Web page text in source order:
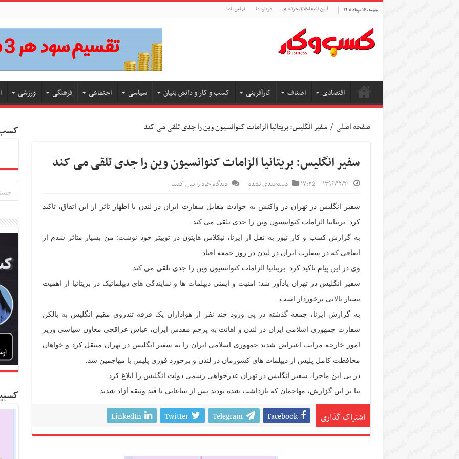
جمعه , ۱۶ مرداد ۱۴۰۵ آیین نامه اخلاق حرفه ای درباره ما تماس باما
اقتصادی اصناف کارآفرینی کسب و کار و دانش بنیان سیاسی اجتماعی فرهنگی ورزشی
صفحه اصلی / سفیر انگلیس: بریتانیا الزامات کنوانسیون وین را جدی تلقی می کند
سفیر انگلیس: بریتانیا الزامات کنوانسیون وین را جدی تلقی می کند
۱۳۹۶/۱۲/۲۰ ۱۷:۲۵ دسته‌بندی نشده دیدگاه خود را بیان کنید
سفیر انگلیس در تهران در واکنش به حوادث مقابل سفارت ایران در لندن با اظهار تاثر از این اتفاق، تاکید
کرد: بریتانیا الزامات کنوانسیون وین را جدی تلقی می کند.
به گزارش کسب و کار نیوز به نقل از ایرنا، نیکلاس هاپتون در توییتر خود نوشت: من بسیار متاثر شدم از
اتفاقی که در سفارت ایران در لندن در روز جمعه افتاد.
وی در این پیام تاکید کرد: بریتانیا الزامات کنوانسیون وین را جدی تلقی می کند.
سفیر انگلیس در تهران یادآور شد: امنیت و ایمنی دیپلمات ها و نمایندگی های دیپلماتیک در بریتانیا از اهمیت
بسیار بالایی برخوردار است.
به گزارش ایرنا، جمعه گذشته در پی ورود چند نفر از هواداران یک فرقه تندروی مقیم انگلیس به بالکن
سفارت جمهوری اسلامی ایران در لندن و اهانت به پرچم مقدس ایران، عباس عراقچی معاون سیاسی وزیر
امور خارجه مراتب اعتراض شدید جمهوری اسلامی ایران را به سفیر انگلیس در تهران منتقل کرد و خواهان
محافظت کامل پلیس از دیپلمات های کشورمان در لندن و برخورد فوری پلیس با مهاجمین شد.
در پی این ماجرا، سفیر انگلیس در تهران عذرخواهی رسمی دولت انگلیس را ابلاغ کرد.
بنا بر این گزارش، مهاجمان که بازداشت شده بودند پس از ساعاتی با قید وثیقه آزاد شدند.
اشتراک گذاری Facebook
Telegram
Twitter
LinkedIn
کسب